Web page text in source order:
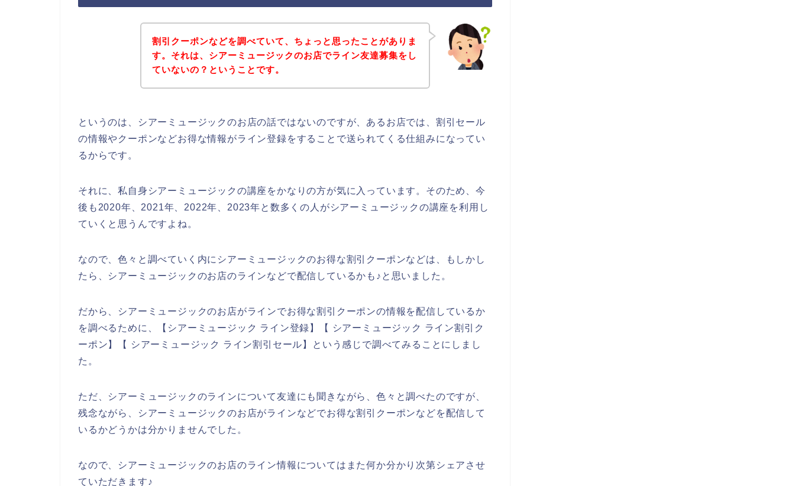
割引クーポンなどを調べていて、ちょっと思ったことがありま
す。それは、シアーミュージックのお店でライン友達募集をし
ていないの？ということです。
というのは、シアーミュージックのお店の話ではないのですが、あるお店では、割引セール
の情報やクーポンなどお得な情報がライン登録をすることで送られてくる仕組みになってい
るからです。
それに、私自身シアーミュージックの講座をかなりの方が気に入っています。そのため、今
後も2020年、2021年、2022年、2023年と数多くの人がシアーミュージックの講座を利用し
ていくと思うんですよね。
なので、色々と調べていく内にシアーミュージックのお得な割引クーポンなどは、もしかし
たら、シアーミュージックのお店のラインなどで配信しているかも♪と思いました。
だから、シアーミュージックのお店がラインでお得な割引クーポンの情報を配信しているか
を調べるために、【シアーミュージック ライン登録】【 シアーミュージック ライン割引ク
ーポン】【 シアーミュージック ライン割引セール】という感じで調べてみることにしまし
た。
ただ、シアーミュージックのラインについて友達にも聞きながら、色々と調べたのですが、
残念ながら、シアーミュージックのお店がラインなどでお得な割引クーポンなどを配信して
いるかどうかは分かりませんでした。
なので、シアーミュージックのお店のライン情報についてはまた何か分かり次第シェアさせ
ていただきます♪